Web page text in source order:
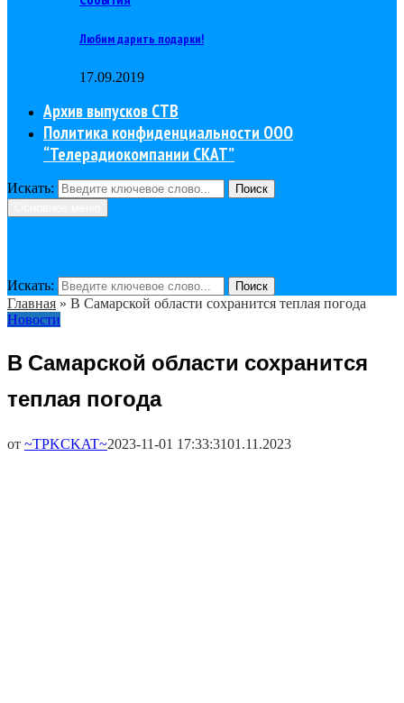
Любим дарить подарки!
17.09.2019
Архив выпусков СТВ
Политика конфиденциальности ООО
“Телерадиокомпании СКАТ”
Искать:
Поиск
Искать: Поиск
Главная » В Самарской области сохранится теплая погода
Новости
В Самарской области сохранится
теплая погода
от ~TPKCKAT~2023-11-01 17:33:3101.11.2023